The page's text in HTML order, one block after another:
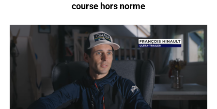
course hors norme